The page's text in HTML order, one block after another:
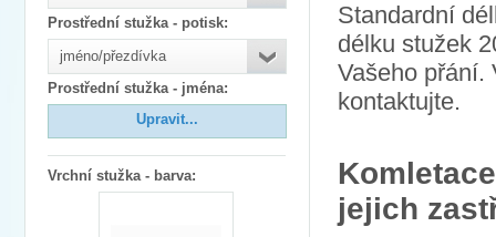
Prostřední stužka - potisk:
jméno/přezdívka
Prostřední stužka - jména:
Upravit...
Vrchní stužka - barva:
Standardní
délku stužek
Vašeho přání.
kontaktujte.
jejich